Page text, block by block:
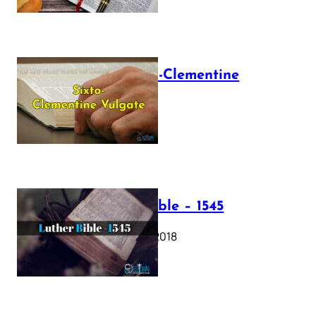
The Sixto-Clementine
Vulgate
July 12, 2025
Luther Bible – 1545
October 17, 2018